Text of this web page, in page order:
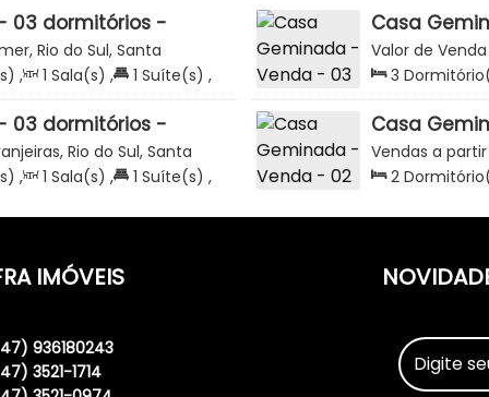
03 dormitórios -
Rua Aristeu
- Bremer -
Rio do Sul, Santa
, 1 Sala(s) , 1 Suíte(s) ,
Terreno: 207.33m²
Casa
103m2 -
Valor de Venda
Catarina, Brasil
3
1 Vaga(s) ,
03 dormitórios -
Helga -
Rio do Sul, Santa
, 1 Sala(s) , 1 Suíte(s) ,
Casa
94m2 -
Alianças -
Vendas a
Catarina, Brasil
2
IMÓVEIS
936180243
3521-1714